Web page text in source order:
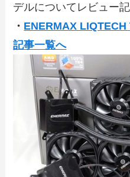
デルについてレビュー
・ ENERMAX
記事一覧へ